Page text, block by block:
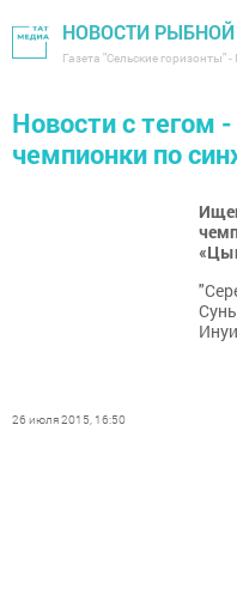
НОВОСТИ
Газета "Сельские
Новости с тегом
чемпионки по
26 июля 2015, 16:50